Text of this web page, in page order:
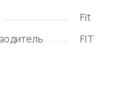
Fit
FIT